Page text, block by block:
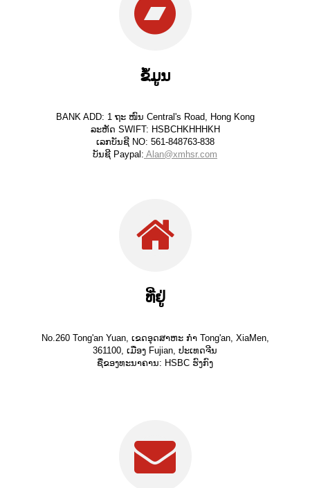
ຂໍ້ມູນ
BANK ADD: 1 ຖະ ໜົນ Central's Road, Hong Kong
ລະຫັດ SWIFT: HSBCHKHHHKH
ເລກບັນຊີ NO: 561-848763-838
ບັນຊີ Paypal: Alan@xmhsr.com
ທີ່ຢູ່
No.260 Tong'an Yuan, ເຂດອຸດສາຫະ ກຳ Tong'an, XiaMen,
361100, ເມືອງ Fujian, ປະເທດຈີນ
ຊື່ຂອງທະນາຄານ: HSBC ຮົງກົງ